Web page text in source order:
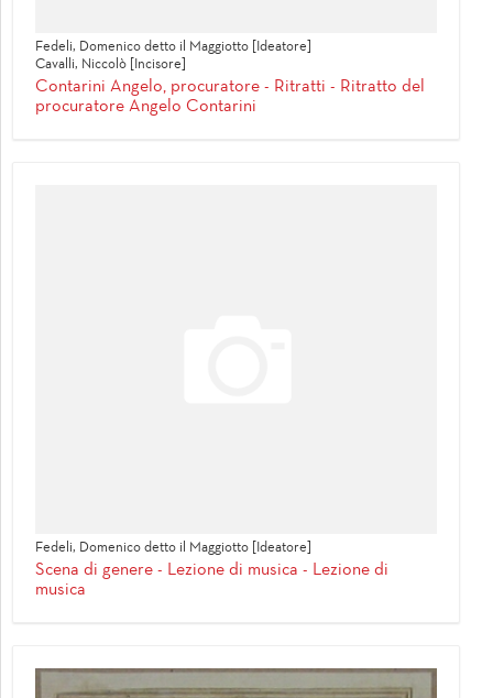
Fedeli, Domenico detto il Maggiotto [Ideatore]
Cavalli, Niccolò [Incisore]
Contarini Angelo, procuratore - Ritratti - Ritratto del
procuratore Angelo Contarini
Fedeli, Domenico detto il Maggiotto [Ideatore]
Scena di genere - Lezione di musica - Lezione di
musica